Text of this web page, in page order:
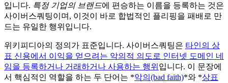
입니다. 특정 기업의 브랜드에 편승하는 이름을 등록하는 것은
사이버스쿼팅이며, 이것이 바로 합법적인 플리핑을 패배로 만
드는 유일한 행위입니다.
위키피디아의 정의가 표준입니다. 사이버스쿼팅은 타인의 상
표 신용에서 이익을 얻으려는 악의적 의도로 인터넷 도메인 네
임을 등록하거나 거래하거나 사용하는 행위 입니다. 이 문장에
서 핵심적인 역할을 하는 두 단어는 *악의(bad faith)*와 *상표